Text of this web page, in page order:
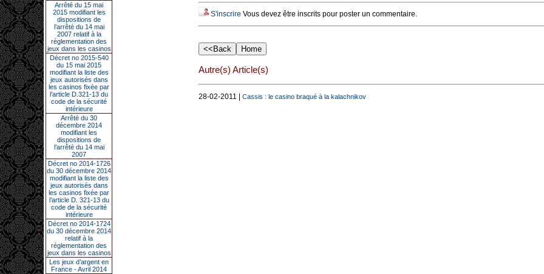
Arrêté du 15 mai
2015 modifiant les
dispositions de
l’arrêté du 14 mai
2007 relatif à la
réglementation des
jeux dans les casinos
Décret no 2015-540
du 15 mai 2015
modifiant la liste des
jeux autorisés dans
les casinos fixée par
l’article D.321-13 du
code de la sécurité
intérieure
Arrêté du 30
décembre 2014
modifiant les
dispositions de
l’arrêté du 14 mai
2007
Décret no 2014-1726
du 30 décembre 2014
modifiant la liste des
jeux autorisés dans
les casinos fixée par
l’article D. 321-13 du
code de la sécurité
intérieure
Décret no 2014-1724
du 30 décembre 2014
relatif à la
réglementation des
jeux dans les casinos
Les jeux d’argent en
France - Avril 2014
S'inscrire Vous devez être inscrits pour poster un commentaire.
Autre(s) Article(s)
28-02-2011 | Cassis : le casino braqué à la kalachnikov